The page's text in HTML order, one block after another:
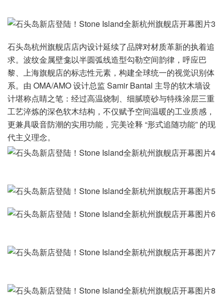
石头岛杭州旗舰店店内设计延续了品牌对材质革新的执着追
求。波纹金属壁龛以半圆弧线造型勾勒空间韵律，呼应巴
黎、上海旗舰店的标志性元素，构建全球统一的视觉识别体
系。由 OMA/AMO 设计总监 Samir Bantal 主导的软木墙设
计堪称点睛之笔：经过高温烧制、细腻喷砂与特殊涂层三重
工艺淬炼的深色软木结构，不仅赋予空间温暖的工业质感，
更兼具吸音防潮的实用功能，完美诠释 “形式追随功能” 的现
代主义理念。